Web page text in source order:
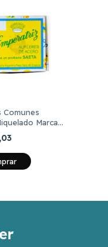
Comunes
Marca
De 46 Gs